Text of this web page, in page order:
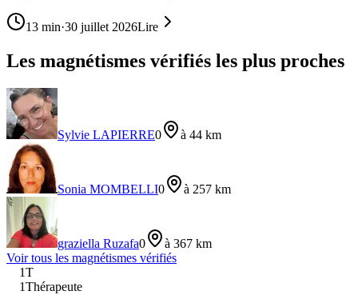
13 min·30 juillet 2026Lire
Les magnétismes vérifiés les plus proches
Sylvie LAPIERRE0 à 44 km
Sonia MOMBELLI0 à 257 km
graziella Ruzafa0
à 367 km
Voir tous les magnétismes vérifiés
1T
1Thérapeute